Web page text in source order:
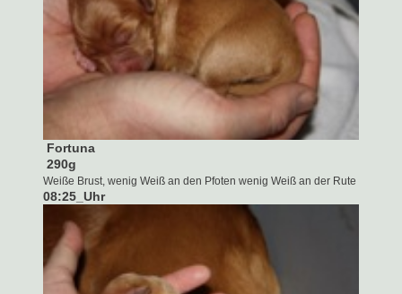
Fortuna
290g
Weiße Brust, wenig Weiß an den Pfoten wenig Weiß an der Rute
08:25 Uhr